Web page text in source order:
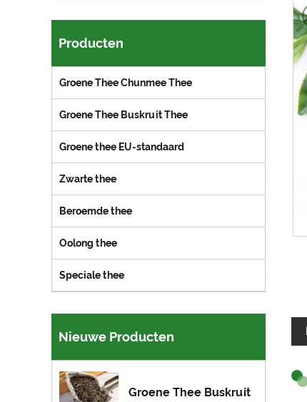
Producten
Groene Thee Chunmee Thee
Groene Thee Buskruit Thee
Groene thee EU-standaard
Zwarte thee
Beroemde thee
Oolong thee
Speciale thee
Nieuwe Producten
Groene Thee Buskruit